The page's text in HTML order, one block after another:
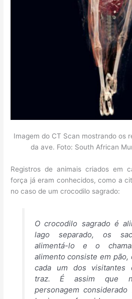
Imagem do CT Scan mostrando os
da ave. Foto: South African
Registros de animais criados em
força já eram conhecidos, como a
no caso de um crocodilo sagrado:
O crocodilo sagrado é
lago separado, os
alimentá-lo e o
alimento consiste em pão,
cada um dos visitantes
traz. É assim que
personagem